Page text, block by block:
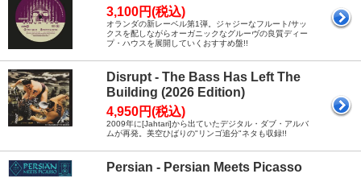
3,100円(税込)
オランダの新レーベル第1弾。ジャジーなフルート/サッ
クスを配しながらオーガニックなグルーヴの良質ディー
プ・ハウスを展開していくおすすめ盤!!
Disrupt - The Bass Has Left The
Building (2026 Edition)
4,950円(税込)
2009年に[Jahtari]から出ていたデジタル・ダブ・アルバ
ムが再発。美空ひばりの"リンゴ追分"ネタも収録!!
Persian - Persian Meets Picasso